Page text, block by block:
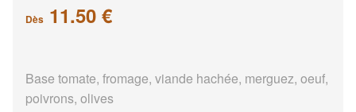
Dès 11.50 €
Base tomate, fromage, viande hachée, merguez, oeuf,
poivrons, olives